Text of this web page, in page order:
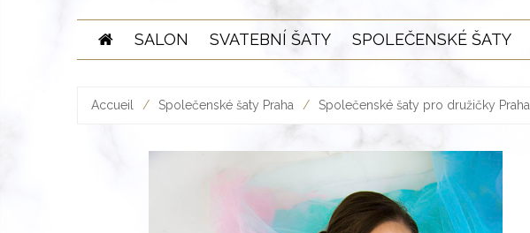
SALON SVATEBNÍ ŠATY SPOLEČENSKÉ ŠATY
Accueil / Společenské šaty Praha / Společenské šaty pro družičky Praha